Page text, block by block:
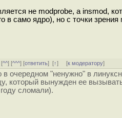
не modprobe, а insmod,
в само ядро), но с точки
[^^] [^^^] [ответить][↑] [к модератору]
очередном "ненужно" в
который вынужден ее
сломали).